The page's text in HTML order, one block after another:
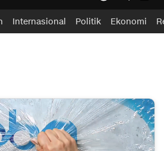
Internasional Politik Ekonomi